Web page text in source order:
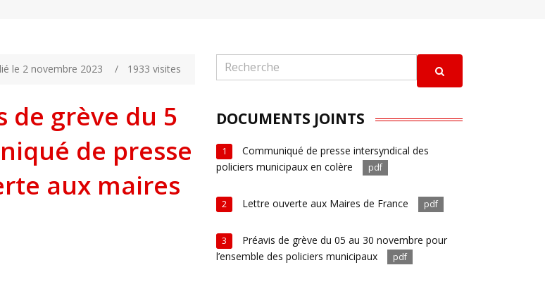
le 2 novembre 2023 / 1933 visites
de grève du 5
de presse
aux maires
DOCUMENTS JOINTS
1
Communiqué de presse intersyndical des
policiers municipaux en colère
pdf
2 Lettre ouverte aux Maires de France pdf
3
Préavis de grève du 05 au 30 novembre pour
l’ensemble des policiers municipaux
pdf